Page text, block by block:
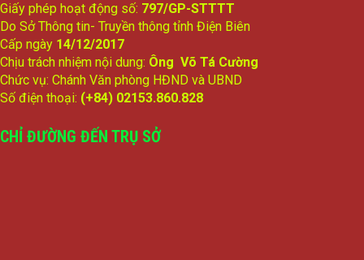
Giấy phép hoạt động số: 797/GP-STTTT
Do Sở Thông tin- Truyền thông tỉnh Điện Biên
Cấp ngày 14/12/2017
Chịu trách nhiệm nội dung: Ông Võ Tá Cường
Chức vụ: Chánh Văn phòng HĐND và UBND
Số điện thoại: (+84) 02153.860.828
CHỈ ĐƯỜNG ĐẾN TRỤ SỞ